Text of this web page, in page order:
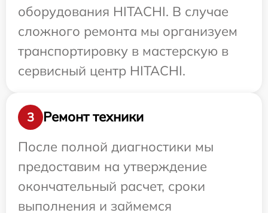
оборудования HITACHI. В случае
сложного ремонта мы организуем
транспортировку в мастерскую в
сервисный центр HITACHI.
3
Ремонт техники
После полной диагностики мы
предоставим на утверждение
окончательный расчет, сроки
выполнения и займемся